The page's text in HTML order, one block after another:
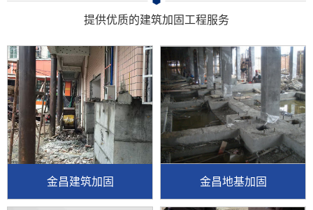
提供优质的建筑加固工程服务
金昌建筑加固 金昌地基加固